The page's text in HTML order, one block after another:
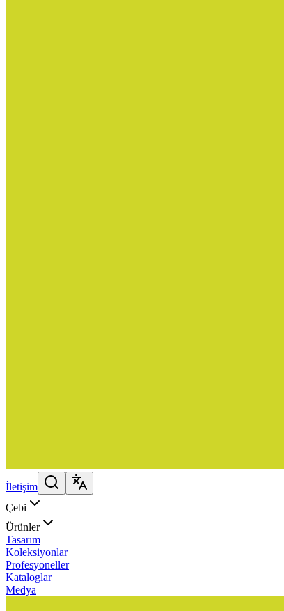
İletişim
Çebi
Ürünler
Tasarım
Koleksiyonlar
Profesyoneller
Kataloglar
Medya